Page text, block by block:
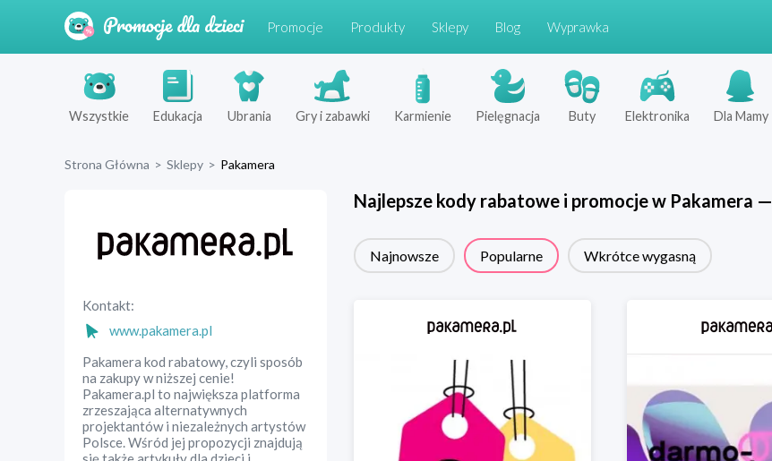
Promocje Produkty Sklepy Blog Wyprawka
Wszystkie Edukacja Ubrania Gry i zabawki Karmienie Pielęgnacja Buty Elektronika Dla Mamy
Strona Główna > Sklepy > Pakamera
Kontakt:
www.pakamera.pl
Pakamera kod rabatowy, czyli sposób
na zakupy w niższej cenie!
Pakamera.pl to największa platforma
zrzeszająca alternatywnych
projektantów i niezależnych artystów
Polsce. Wśród jej propozycji znajdują
Najlepsze kody rabatowe i promocje w Pakamera —
Najnowsze Popularne Wkrótce wygasną